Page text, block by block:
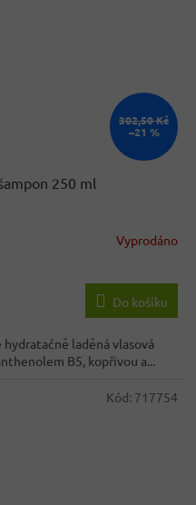
302,50 Kč
–21 %
250 ml
Vyprodáno
Do košíku
laděná vlasová
B5, kopřivou a...
Kód: 717754